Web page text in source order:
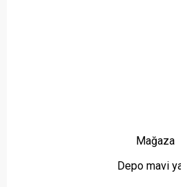
Mağaza
Depo mavi